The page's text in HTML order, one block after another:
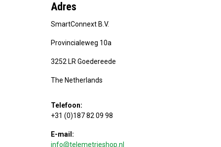
Adres
SmartConnext B.V.
Provincialeweg 10a
3252 LR Goedereede
The Netherlands
Telefoon:
+31 (0)187 82 09 98
E-mail:
info@telemetrieshop.nl